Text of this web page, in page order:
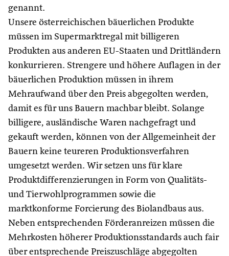
genannt.
Unsere österreichischen bäuerlichen Produkte
müssen im Supermarktregal mit billigeren
Produkten aus anderen EU-Staaten und Drittländern
konkurrieren. Strengere und höhere Auflagen in der
bäuerlichen Produktion müssen in ihrem
Mehraufwand über den Preis abgegolten werden,
damit es für uns Bauern machbar bleibt. Solange
billigere, ausländische Waren nachgefragt und
gekauft werden, können von der Allgemeinheit der
Bauern keine teureren Produktionsverfahren
umgesetzt werden. Wir setzen uns für klare
Produktdifferenzierungen in Form von Qualitäts-
und Tierwohlprogrammen sowie die
marktkonforme Forcierung des Biolandbaus aus.
Neben entsprechenden Förderanreizen müssen die
Mehrkosten höherer Produktionsstandards auch fair
über entsprechende Preiszuschläge abgegolten